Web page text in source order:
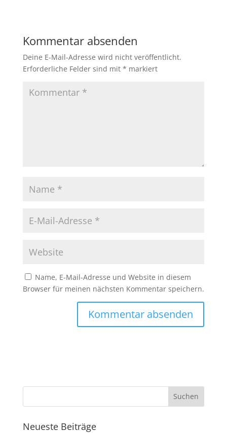
Kommentar absenden
Deine E-Mail-Adresse wird nicht veröffentlicht.
Erforderliche Felder sind mit * markiert
Name, E-Mail-Adresse und Website in diesem
Browser für meinen nächsten Kommentar speichern.
Neueste Beiträge